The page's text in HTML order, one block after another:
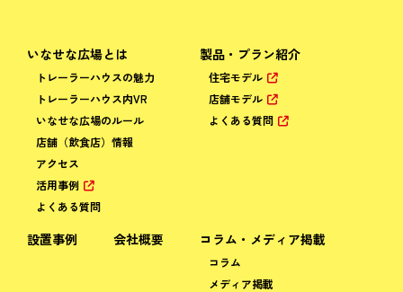
いなせな広場とは
トレーラーハウスの魅力
トレーラーハウス内VR
いなせな広場のルール
店舗（飲食店）情報
アクセス
活用事例
よくある質問
製品・プラン紹介
住宅モデル
店舗モデル
よくある質問
設置事例 会社概要 コラム・メディア掲載
コラム
メディア掲載